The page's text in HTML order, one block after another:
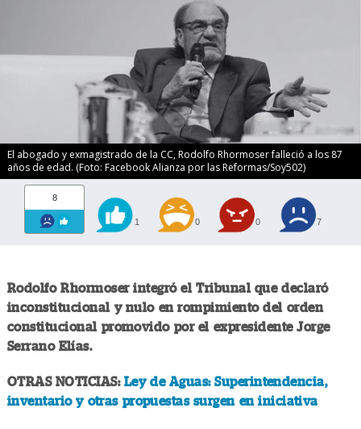
El abogado y exmagistrado de la CC, Rodolfo Rhormoser falleció a los 87
años de edad. (Foto: Facebook Alianza por las Reformas/Soy502)
8
1 0 0 7
Rodolfo Rhormoser integró el Tribunal que declaró
inconstitucional y nulo en rompimiento del orden
constitucional promovido por el expresidente Jorge
Serrano Elías.
OTRAS NOTICIAS: Ley de Aguas: Superintendencia,
inventario y otras propuestas surgen en iniciativa